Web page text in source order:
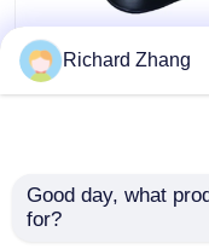
Rozpuszczalny w
wodzie 70% 80%
Richard Zhang
Good day, what
for?